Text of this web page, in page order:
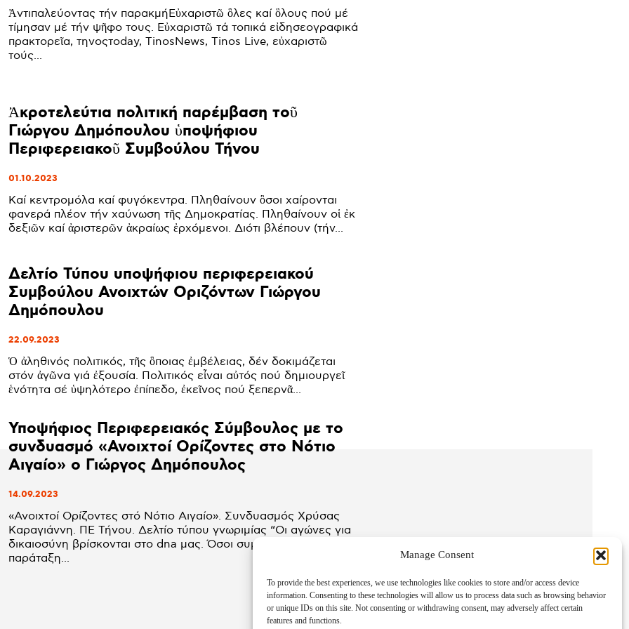
Manage Consent
To provide the best experiences, we use technologies like cookies to store and/or access device
information. Consenting to these technologies will allow us to process data such as browsing behavior
or unique IDs on this site. Not consenting or withdrawing consent, may adversely affect certain
features and functions.
Ἀντιπαλεύοντας τήν παρακμήΕὐχαριστῶ ὃλες καί ὃλους πού μέ
τίμησαν μέ τήν ψῆφο τους. Εὐχαριστῶ τά τοπικά εἰδησεογραφικά
πρακτορεῖα, τηνοςτoday, TinosNews, Tinos Live, εὐχαριστῶ
τούς...
Ἀκροτελεύτια πολιτική παρέμβαση τοῦ
Γιώργου Δημόπουλου ὑποψήφιου
Περιφερειακοῦ Συμβούλου Τήνου
01.10.2023
Καί κεντρομόλα καί φυγόκεντρα. Πληθαίνουν ὃσοι χαίρονται
φανερά πλέον τήν χαύνωση τῆς Δημοκρατίας. Πληθαίνουν οἱ ἐκ
δεξιῶν καί ἀριστερῶν ἀκραίως ἐρχόμενοι. Διότι βλέπουν (τήν...
Δελτίο Τύπου υποψήφιου περιφερειακού
Συμβούλου Ανοιχτών Οριζόντων Γιώργου
Δημόπουλου
22.09.2023
Ὁ ἀληθινός πολιτικός, τῆς ὃποιας ἐμβέλειας, δέν δοκιμάζεται
στόν ἀγῶνα γιά ἐξουσία. Πολιτικός εἶναι αὐτός πού δημιουργεῖ
ἑνότητα σέ ὑψηλότερο ἐπίπεδο, ἐκεῖνος πού ξεπερνᾶ...
Υποψήφιος Περιφερειακός Σύμβουλος με το
συνδυασμό «Ανοιχτοί Ορίζοντες στο Νότιο
Αιγαίο» ο Γιώργος Δημόπουλος
14.09.2023
«Ανοιχτοί Ορίζοντες στό Νότιο Αιγαίο». Συνδυασμός Χρύσας
Καραγιάννη. ΠΕ Τήνου. Δελτίο τύπου γνωριμίας “Οι αγώνες για
δικαιοσύνη βρίσκονται στο dna μας. Όσοι συμμετέχουμε στην
παράταξη...